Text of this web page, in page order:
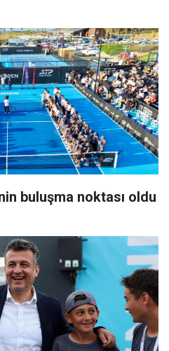
buluşma noktası oldu